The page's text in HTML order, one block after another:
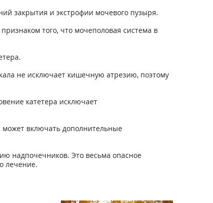
закрытия и экстрофии мочевого пузыря.
того, что мочеполовая система в
не исключает кишечную атрезию, поэтому
катетера исключает
включать дополнительные
надпочечников. Это весьма опасное
лечение.